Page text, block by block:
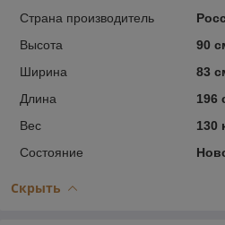
Страна производитель
Высота
90
Ширина
83
Длина
196
Вес
130
Состояние
Скрыть